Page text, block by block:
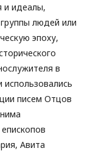
и идеалы,
людей или
эпоху,
в
писем Отцов
Авита